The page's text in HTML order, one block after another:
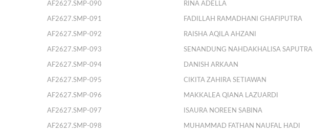
AF2627.SMP-090 RINA ADELLA
AF2627.SMP-091 FADILLAH RAMADHANI GHAFIPUTRA
AF2627.SMP-092 RAISHA AQILA AHZANI
AF2627.SMP-093 SENANDUNG NAHDAKHALISA SAPUTRA
AF2627.SMP-094 DANISH ARKAAN
AF2627.SMP-095 CIKITA ZAHIRA SETIAWAN
AF2627.SMP-096 MAKKALEA QIANA LAZUARDI
AF2627.SMP-097 ISAURA NOREEN SABINA
AF2627.SMP-098 MUHAMMAD FATHAN NAUFAL HADI